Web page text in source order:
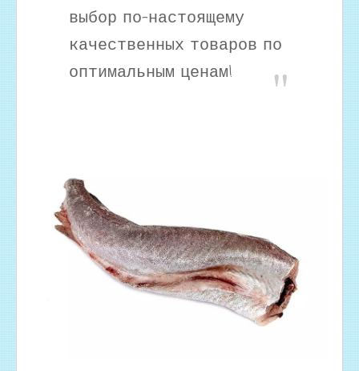
выбор по-настоящему
качественных товаров по
оптимальным ценам!